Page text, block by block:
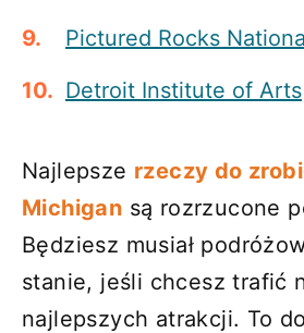
Pictured Rocks
Detroit Institute of Arts
Najlepsze rzeczy do
Michigan są rozrzucone
Będziesz musiał
stanie, jeśli chcesz trafić
najlepszych atrakcji. To